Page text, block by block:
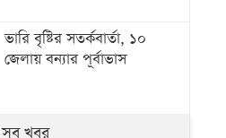
ভারি বৃষ্টির সতর্কবার্তা, ১০
জেলায় বন্যার পূর্বাভাস
সব খবর